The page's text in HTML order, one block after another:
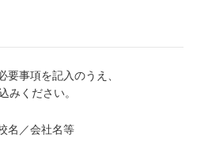
事項を記入のうえ、
みください。
名／会社名等